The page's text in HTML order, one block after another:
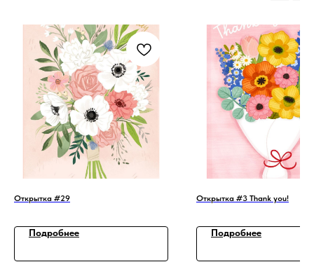
Открытка #29
Подробнее
Открытка #3 Thank you!
Подробнее